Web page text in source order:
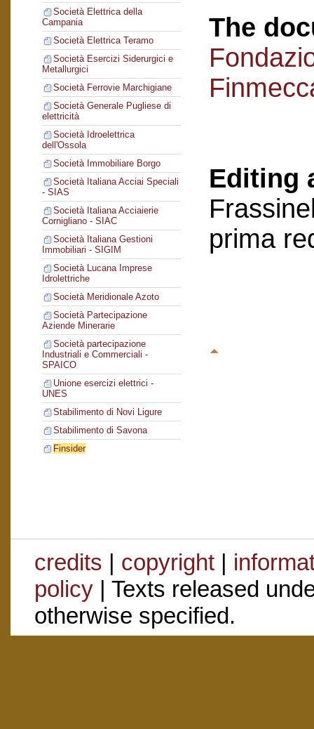
Società Elettrica della
Campania
Società Elettrica Teramo
Società Esercizi Siderurgici e
Metallurgici
Società Ferrovie Marchigiane
Società Generale Pugliese di
elettricità
Società Idroelettrica
dell'Ossola
Società Immobiliare Borgo
Società Italiana Acciai Speciali
- SIAS
Società Italiana Acciaierie
Cornigliano - SIAC
Società Italiana Gestioni
Immobiliari - SIGIM
Società Lucana Imprese
Idrolettriche
Società Meridionale Azoto
Società Partecipazione
Aziende Minerarie
Società partecipazione
Industriali e Commerciali -
SPAICO
Unione esercizi elettrici -
UNES
Stabilimento di Novi Ligure
Stabilimento di Savona
Finsider
The
Editing
prima
credits | copyright|
policy| Texts released
otherwise specified.